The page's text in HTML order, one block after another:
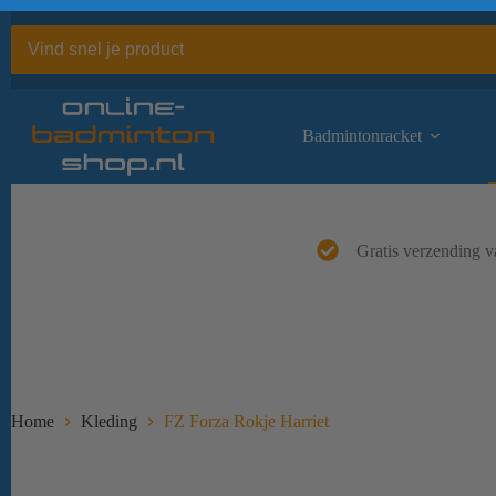
naar
inhoud
Badmintonracket
Gratis verzending
Home Kleding FZ Forza Rokje Harriet